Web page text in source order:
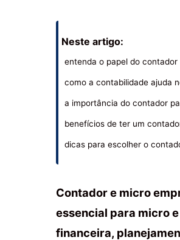
Neste artigo:
entenda o papel do
como a contabilidade ajuda
a importância do contador
benefícios de ter um
dicas para escolher o
Contador e micro
essencial para micro
financeira,